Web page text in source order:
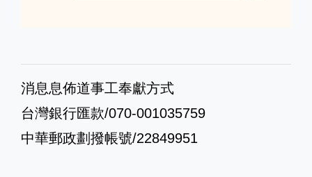
消息息佈道事工奉獻方式
台灣銀行匯款/070-001035759
中華郵政劃撥帳號/22849951